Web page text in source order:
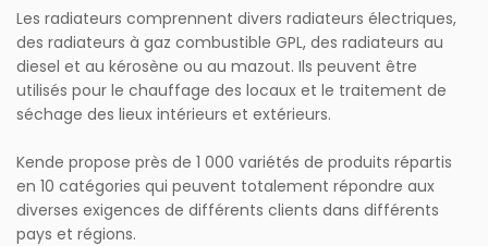
Les radiateurs comprennent divers radiateurs électriques,
des radiateurs à gaz combustible GPL, des radiateurs au
diesel et au kérosène ou au mazout. Ils peuvent être
utilisés pour le chauffage des locaux et le traitement de
séchage des lieux intérieurs et extérieurs.
Kende propose près de 1 000 variétés de produits répartis
en 10 catégories qui peuvent totalement répondre aux
diverses exigences de différents clients dans différents
pays et régions.